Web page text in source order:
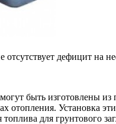
дефицит на
быть изготовлены
отопления. Установка
для грунтового